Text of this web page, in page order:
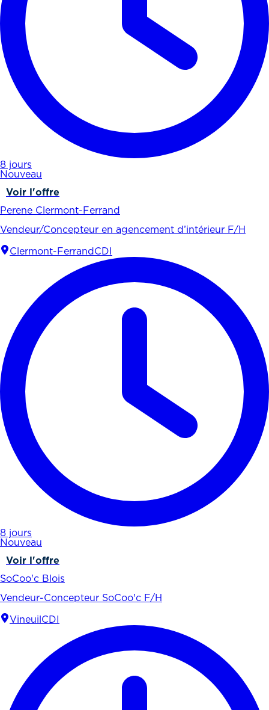
8 jours
Nouveau
Voir l'offre
Perene Clermont-Ferrand
Vendeur/Concepteur en agencement d’intérieur F/H
Clermont-Ferrand CDI
8 jours
Nouveau
Voir l'offre
SoCoo'c Blois
Vendeur-Concepteur SoCoo'c F/H
Vineuil CDI